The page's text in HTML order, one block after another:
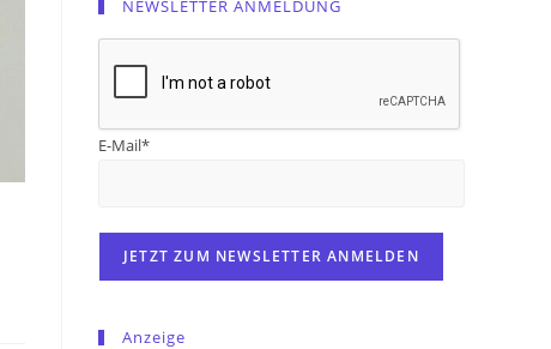
NEWSLETTER ANMELDUNG
E-Mail*
Anzeige